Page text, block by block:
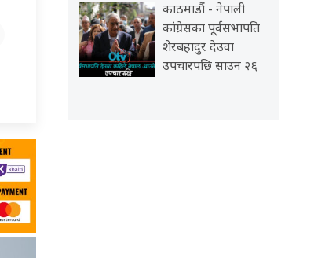
काठमाडौं - नेपाली
कांग्रेसका पूर्वसभापति
शेरबहादुर देउवा
उपचारपछि साउन २६